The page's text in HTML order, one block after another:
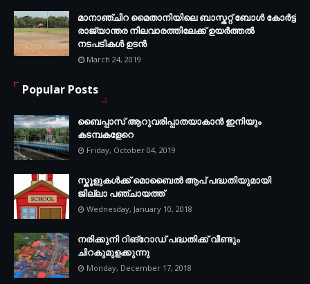
മാനാഞ്ചിറ മൈതാനിയിലെ ബാസ്കറ്റ് ബോള്‍ കോര്‍ട്ട്
രാജ്യാന്തര നിലവാരത്തിലേക്ക് ഉയര്‍ത്തൽ
നടപടികള്‍ ഉടന്‍
March 24, 2019
Popular Posts
ബൈപ്പാസ് ആറുവരിപ്പാതയാകാൻ ഇനിയും
കടമ്പകളേറെ
Friday, October 04, 2019
സ്കൂളുകൾക്ക് മൊബൈൽ ആപ് പദ്ധതിയുമായി
ജില്ലാ പഞ്ചായത്ത്
Wednesday, January 10, 2018
നരിക്കുനി റിങ്റോഡ് പദ്ധതിക്ക് വീണ്ടും
ചിറകുമുളക്കുന്നു
Monday, December 17, 2018